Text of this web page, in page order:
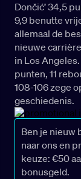
Dončić’ 34,5
9,9 benutte
allemaal de
nieuwe
in Los
punten, 11
108-106 zege
geschiedenis.
Ben je nieuw
naar ons en
keuze: €50
bonusgeld.